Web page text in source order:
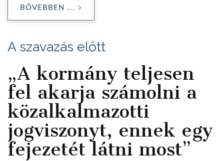
BŐVEBBEN ...
A szavazás előtt
„A kormány teljesen
fel akarja számolni a
közalkalmazotti
jogviszonyt, ennek egy
fejezetét látni most”